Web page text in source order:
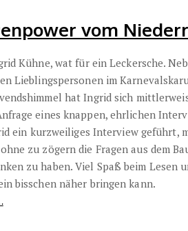
vom
Kühne, wat für ein Leckersche.
Lieblingspersonen im
hat Ingrid sich
eines knappen, ehrlichen
ein kurzweiliges Interview geführt,
zu zögern die Fragen aus dem
zu haben. Viel Spaß beim Lesen
bisschen näher bringen kann.